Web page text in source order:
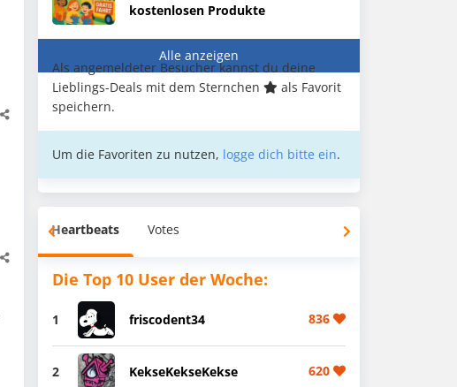
kostenlosen Produkte
Alle anzeigen
Als angemeldeter Besucher kannst du deine
Lieblings-Deals mit dem Sternchen
als Favorit
speichern.
Um die Favoriten zu nutzen, logge dich bitte ein.
Heartbeats Votes
Die Top 10 User der Woche:
1 friscodent34 836
2 KekseKekseKekse 620